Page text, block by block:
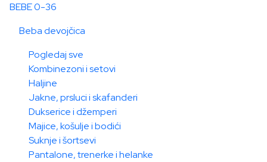
BEBE 0-36
Beba devojčica
Pogledaj sve
Kombinezoni i setovi
Haljine
Jakne, prsluci i skafanderi
Dukserice i džemperi
Majice, košulje i bodići
Suknje i šortsevi
Pantalone, trenerke i helanke